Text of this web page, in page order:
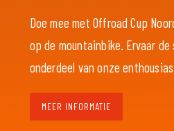
Doe mee met Offroad Cup
op de mountainbike. Ervaar
onderdeel van onze
MEER INFORMATIE